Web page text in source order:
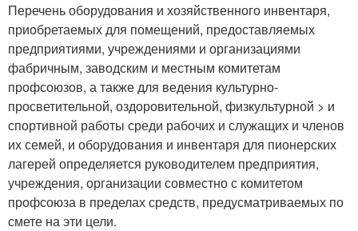
Перечень оборудования и хозяйственного инвентаря,
приобретаемых для помещений, предоставляемых
предприятиями, учреждениями и организациями
фабричным, заводским и местным комитетам
профсоюзов, а также для ведения культурно-
просветительной, оздоровительной, физкультурной > и
спортивной работы среди рабочих и служащих и членов
их семей, и оборудования и инвентаря для пионерских
лагерей определяется руководителем предприятия,
учреждения, организации совместно с комитетом
профсоюза в пределах средств, предусматриваемых по
смете на эти цели.